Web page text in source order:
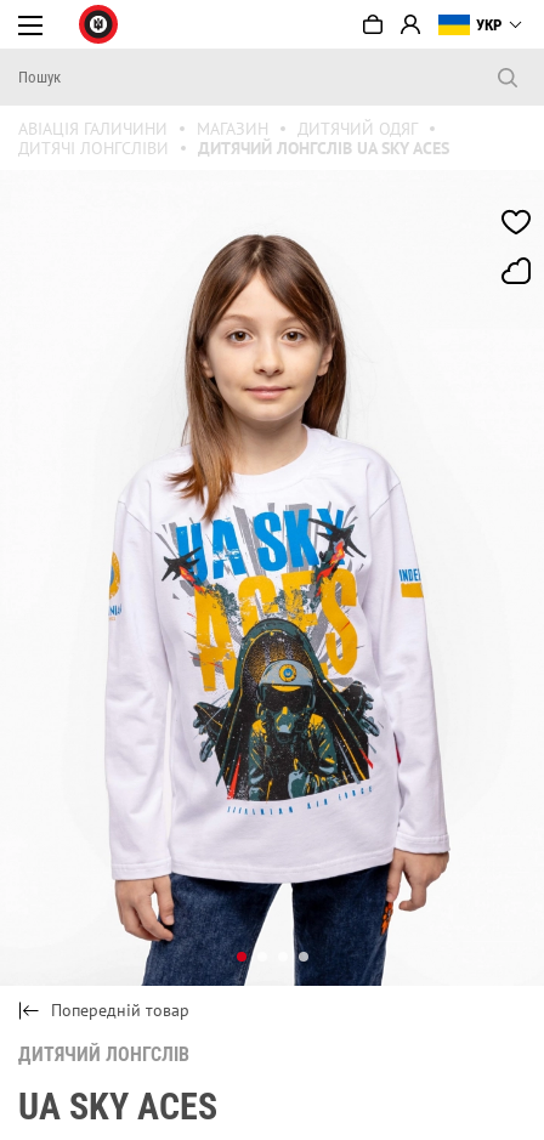
УКР
АВІАЦІЯ ГАЛИЧИНИ МАГАЗИН
ДИТЯЧИЙ ОДЯГ
ДИТЯЧІ ЛОНГСЛІВИ
ДИТЯЧИЙ ЛОНГСЛІВ UA SKY ACES
Попередній товар
ДИТЯЧИЙ ЛОНГСЛІВ
UA SKY ACES